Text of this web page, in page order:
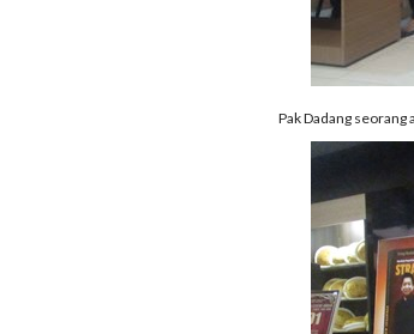
Pak Dadang